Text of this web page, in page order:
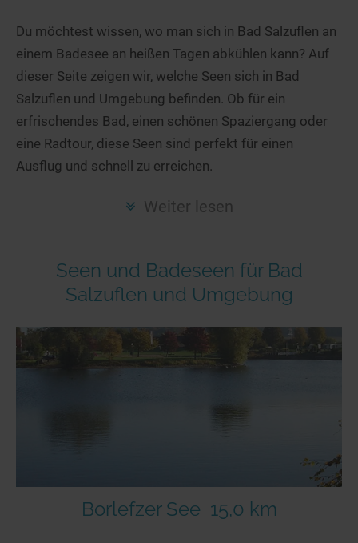
Stand Up Paddeling
Kitesurfen
Kanu- & Kajaktouren
Badeseen in Deutschland
Genuss pur
Wellness am See
Direkt am Wasser
Unterkünfte
Ferienwohnungen
Hausboote
Camping
Bikeurlaub
Ferienwohnungen
Hausboote
Camping am See
Top-Hotels
Top-Hotel Empfehlungen
Familienhotels
Ausgefallenes
Hundefreundliche Unterkünfte
Glamping
Finde Deinen See
Seen in Deiner Nähe
Seen in Deutschland
Strandbad-Verzeichnis
Überwachte Badestellen
Top Seen nach Bundesländern
Deutschlands Lieblingsseen
Seen in Europa
Du möchtest wissen, wo man sich in Bad Salzuflen an
einem Badesee an heißen Tagen abkühlen kann? Auf
dieser Seite zeigen wir, welche Seen sich in Bad
Salzuflen und Umgebung befinden. Ob für ein
erfrischendes Bad, einen schönen Spaziergang oder
eine Radtour, diese Seen sind perfekt für einen
Ausflug und schnell zu erreichen.
Weiter lesen
Seen und Badeseen für Bad
Salzuflen und Umgebung
Borlefzer See 15,0 km